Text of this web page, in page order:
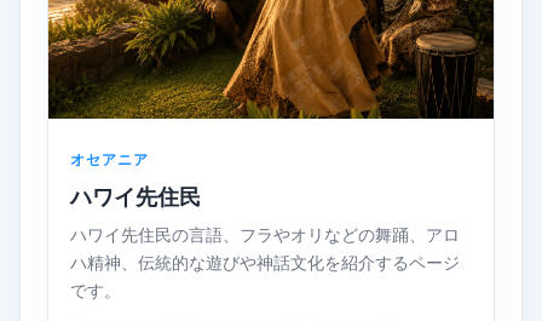
オセアニア
ハワイ先住民
ハワイ先住民の言語、フラやオリなどの舞踊、アロ
ハ精神、伝統的な遊びや神話文化を紹介するページ
です。